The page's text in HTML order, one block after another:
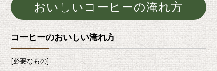
おいしいコーヒーの淹れ方
コーヒーのおいしい淹れ方
[必要なもの]